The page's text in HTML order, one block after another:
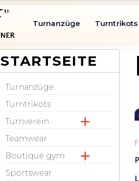
Turnanzüge Turntrikots
STARTSEITE
Turnanzüge
Turntrikots
Turnverein

Teamwear
Boutique gym

Sportswear